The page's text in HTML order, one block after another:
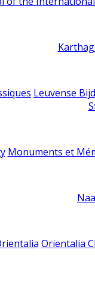
Leuvense
Monuments et
Orientalia